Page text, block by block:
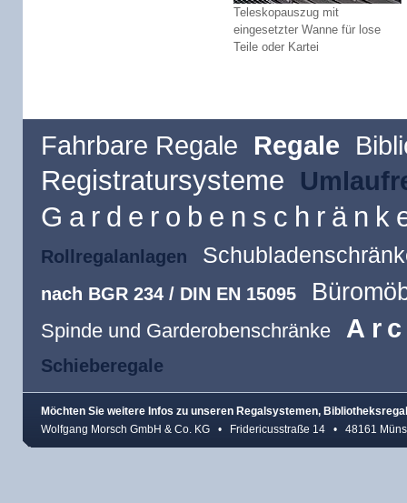
Teleskopauszug mit
eingesetzter Wanne für lose
Teile oder Kartei
Fahrbare Regale Regale
Registratursysteme
Rollregalanlagen
nach BGR 234 / DIN EN 15095
Spinde und Garderobenschränke
Schieberegale
Möchten Sie weitere Infos zu unseren Regalsystemen,
Wolfgang Morsch GmbH & Co. KG • Fridericusstraße 14 • 48161